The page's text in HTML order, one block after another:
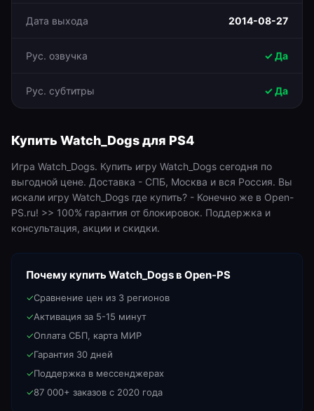
Дата выхода 2014-08-27
Рус. озвучка ✓ Да
Рус. субтитры ✓ Да
Купить Watch_Dogsдля PS4
Игра Watch_Dogs. Купить игру Watch_Dogs сегодня по
выгодной цене. Доставка - СПБ, Москва и вся Россия. Вы
искали игру Watch_Dogs где купить? - Конечно же в Open-
PS.ru! >> 100% гарантия от блокировок. Поддержка и
консультация, акции и скидки.
Почему купитьWatch_Dogsв Open-PS
✓Сравнение цен из 3 регионов
✓Активация за 5-15 минут
✓Оплата СБП, карта МИР
✓Гарантия 30 дней
✓Поддержка в мессенджерах
✓87 000+ заказов с 2020 года